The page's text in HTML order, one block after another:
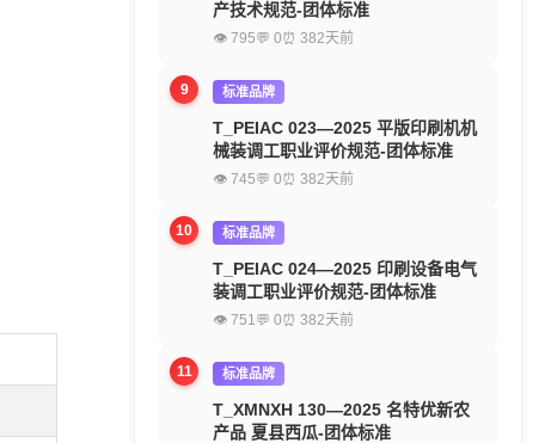
产技术规范-团体标准
👁 795💬 0⏰ 382天前
9 标准品牌
T_PEIAC 023—2025 平版印刷机机
械装调工职业评价规范-团体标准
👁 745💬 0⏰ 382天前
10 标准品牌
T_PEIAC 024—2025 印刷设备电气
装调工职业评价规范-团体标准
👁 751💬 0⏰ 382天前
11 标准品牌
T_XMNXH 130—2025 名特优新农
产品 夏县西瓜-团体标准